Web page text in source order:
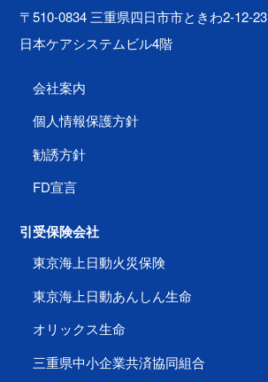
〒510-0834 三重県四日市市ときわ2-12-23
日本ケアシステムビル4階
会社案内
個人情報保護方針
勧誘方針
FD宣言
引受保険会社
東京海上日動火災保険
東京海上日動あんしん生命
オリックス生命
三重県中小企業共済協同組合